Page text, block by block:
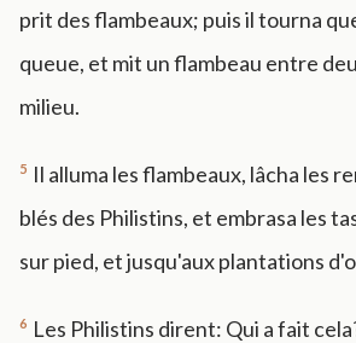
prit des flambeaux; puis il tourna
queue, et mit un flambeau entre
milieu.
5 Il alluma les flambeaux, lâcha les
blés des Philistins, et embrasa les
sur pied, et jusqu'aux plantations
6 Les Philistins dirent: Qui a fait